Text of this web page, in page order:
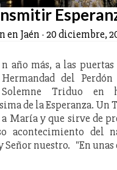
en Jaén -20 diciembre,
n año más, a las
Hermandad del
Solemne Triduo en
de la Esperanza. Un
María y que sirve de
acontecimiento del
Señor nuestro. "En